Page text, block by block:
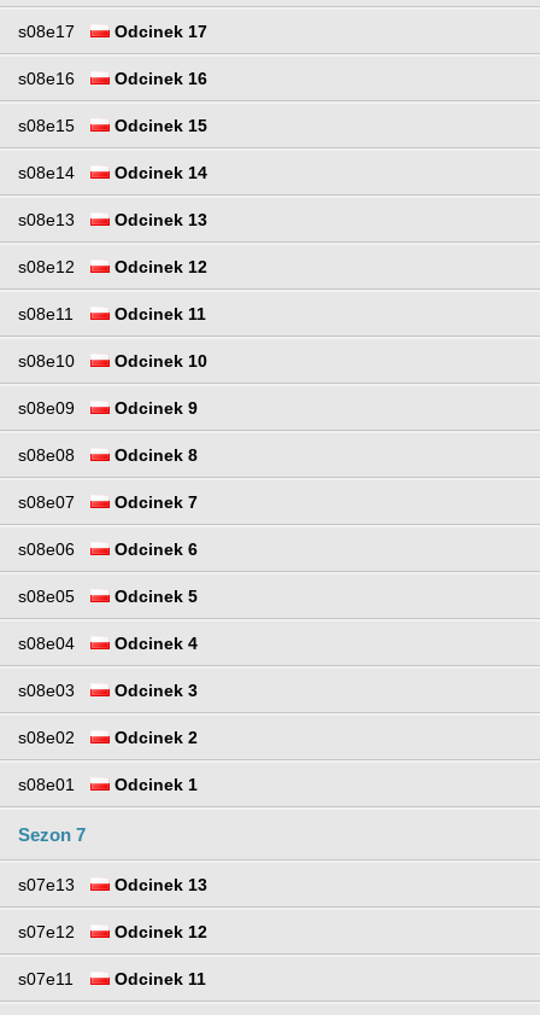
s08e17 Odcinek 17
s08e16 Odcinek 16
s08e15 Odcinek 15
s08e14 Odcinek 14
s08e13 Odcinek 13
s08e12 Odcinek 12
s08e11 Odcinek 11
s08e10 Odcinek 10
s08e09 Odcinek 9
s08e08 Odcinek 8
s08e07 Odcinek 7
s08e06 Odcinek 6
s08e05 Odcinek 5
s08e04 Odcinek 4
s08e03 Odcinek 3
s08e02 Odcinek 2
s08e01 Odcinek 1
Sezon 7
s07e13 Odcinek 13
s07e12 Odcinek 12
s07e11 Odcinek 11